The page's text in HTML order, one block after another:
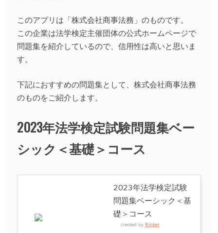
このアプリは「株式会社商事法務」のものです。
この企業は法学検定主催団体の公式ホームページで
問題集を紹介しているので、信用性は高いと思いま
す。
下記におすすめの問題集として、株式会社商事法務
のものをご紹介します。
2023年法学検定試験問題集ベー
シック＜基礎＞コース
2023年法学検定試験
問題集ベーシック＜基
礎＞コース
created by Rinker